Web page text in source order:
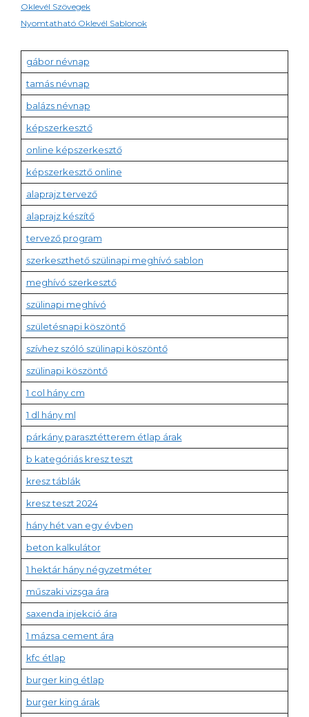
Oklevél Szövegek
Nyomtatható Oklevél Sablonok
gábor névnap
tamás névnap
balázs névnap
képszerkesztő
online képszerkesztő
képszerkesztő online
alaprajz tervező
alaprajz készítő
tervező program
szerkeszthető szülinapi meghívó sablon
meghívó szerkesztő
szülinapi meghívó
születésnapi köszöntő
szívhez szóló szülinapi köszöntő
szülinapi köszöntő
1 col hány cm
1 dl hány ml
párkány parasztétterem étlap árak
b kategóriás kresz teszt
kresz táblák
kresz teszt 2024
hány hét van egy évben
beton kalkulátor
1 hektár hány négyzetméter
műszaki vizsga ára
saxenda injekció ára
1 mázsa cement ára
kfc étlap
burger king étlap
burger king árak